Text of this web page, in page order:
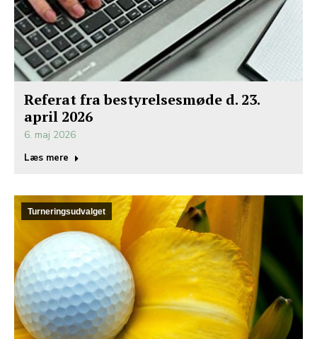
Referat fra bestyrelsesmøde d. 23.
april 2026
6. maj 2026
Læs mere
Turneringsudvalget